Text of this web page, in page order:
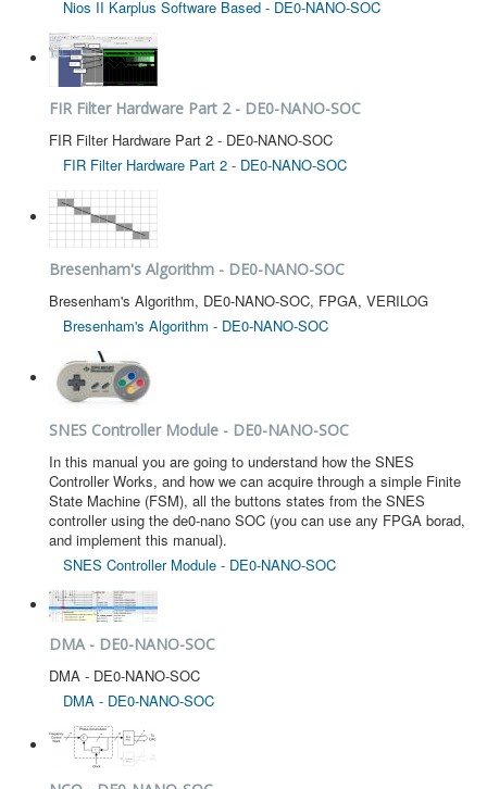
Nios II Karplus Software Based - DE0-NANO-SOC
FIR Filter Hardware Part 2 - DE0-NANO-SOC
FIR Filter Hardware Part 2 - DE0-NANO-SOC
FIR Filter Hardware Part 2 - DE0-NANO-SOC
Bresenham's Algorithm - DE0-NANO-SOC
Bresenham's Algorithm, DE0-NANO-SOC, FPGA, VERILOG
Bresenham's Algorithm - DE0-NANO-SOC
SNES Controller Module - DE0-NANO-SOC
In this manual you are going to understand how the SNES
Controller Works, and how we can acquire through a simple Finite
State Machine (FSM), all the buttons states from the SNES
controller using the de0-nano SOC (you can use any FPGA borad,
and implement this manual).
SNES Controller Module - DE0-NANO-SOC
DMA - DE0-NANO-SOC
DMA - DE0-NANO-SOC
DMA - DE0-NANO-SOC